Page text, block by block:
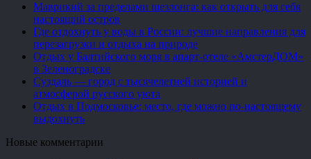
Маврикий за пределами шезлонга: как открыть для себя
настоящий остров
Где отдохнуть у воды в России: лучшие направления для
перезагрузки и отдыха на природе
Отдых у Балтийского моря в апарт-отеле «АмстерДОМ»
в Зеленоградске
Суздаль — город с тысячелетней историей и
атмосферой русского уюта
Отдых в Подмосковье: место, где можно по-настоящему
выдохнуть
Новые комментарии